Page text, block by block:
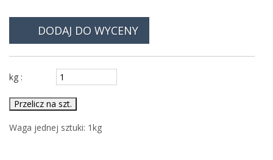
DODAJ DO WYCENY
kg :
Przelicz na szt.
Waga jednej sztuki: 1kg